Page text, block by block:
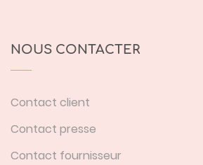
NOUS CONTACTER
Contact client
Contact presse
Contact fournisseur